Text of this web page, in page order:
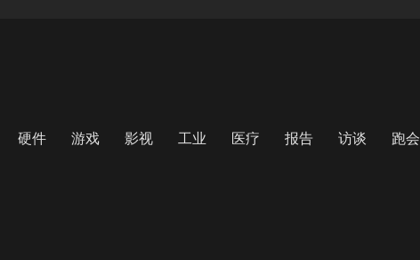
硬件 游戏 影视 工业 医疗 报告 访谈 跑会